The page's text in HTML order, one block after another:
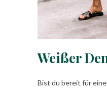
Weißer
Bist du bereit für